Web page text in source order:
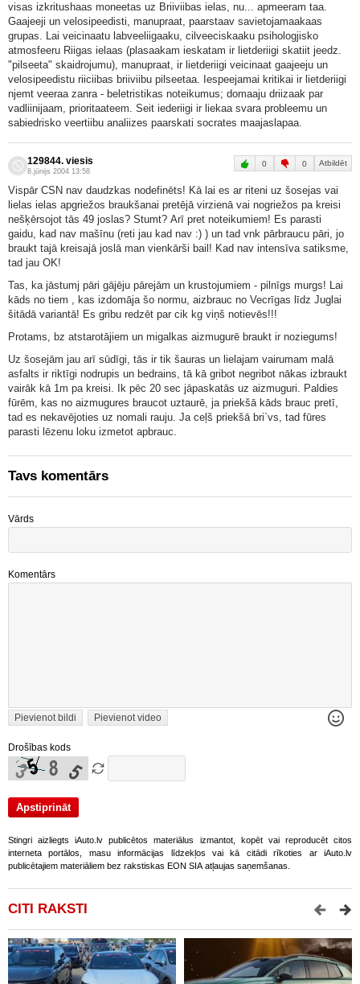
visas izkritushaas moneetas uz Briiviibas ielas, nu... apmeeram taa.
Gaajeeji un velosipeedisti, manupraat, paarstaav savietojamaakaas
grupas. Lai veicinaatu labveeliigaaku, cilveeciskaaku psihologjisko
atmosfeeru Riigas ielaas (plasaakam ieskatam ir lietderiigi skatiit jeedz.
"pilseeta" skaidrojumu), manupraat, ir lietderiigi veicinaat gaajeeju un
velosipeedistu riiciibas briiviibu pilseetaa. Iespeejamai kritikai ir lietderiigi
njemt veeraa zanra - beletristikas noteikumus; domaaju driizaak par
vadliinijaam, prioritaateem. Seit iederiigi ir liekaa svara probleemu un
sabiedrisko veertiibu analiizes paarskati socrates maajaslapaa.
129844. viesis
8.jūnijs 2004 13:58
0 0 Atbildēt
Vispār CSN nav daudzkas nodefinēts! Kā lai es ar riteni uz šosejas vai
lielas ielas apgriežos braukšanai pretējā virzienā vai nogriežos pa kreisi
nešķērsojot tās 49 joslas? Stumt? Arī pret noteikumiem! Es parasti
gaidu, kad nav mašīnu (reti jau kad nav :) ) un tad vnk pārbraucu pāri, jo
braukt tajā kreisajā joslā man vienkārši bail! Kad nav intensīva satiksme,
tad jau OK!
Tas, ka jāstumj pāri gājēju pārejām un krustojumiem - pilnīgs murgs! Lai
kāds no tiem , kas izdomāja šo normu, aizbrauc no Vecrīgas līdz Juglai
šitādā variantā! Es gribu redzēt par cik kg viņš notievēs!!!
Protams, bz atstarotājiem un migalkas aizmugurē braukt ir noziegums!
Uz šosejām jau arī sūdīgi, tās ir tik šauras un lielajam vairumam malā
asfalts ir riktīgi nodrupis un bedrains, tā kā gribot negribot nākas izbraukt
vairāk kā 1m pa kreisi. Ik pēc 20 sec jāpaskatās uz aizmuguri. Paldies
fūrēm, kas no aizmugures braucot uztaurē, ja priekšā kāds brauc pretī,
tad es nekavējoties uz nomali rauju. Ja ceļš priekšā bri`vs, tad fūres
parasti lēzenu loku izmetot apbrauc.
Tavs komentārs
Vārds
Komentārs
Pievienot bildi Pievienot video
Drošības kods
Stingri aizliegts iAuto.lv publicētos materiālus izmantot, kopēt vai reproducēt citos
interneta portālos, masu informācijas līdzekļos vai kā citādi rīkoties ar iAuto.lv
publicētajiem materiāliem bez rakstiskas EON SIA atļaujas saņemšanas.
CITI RAKSTI